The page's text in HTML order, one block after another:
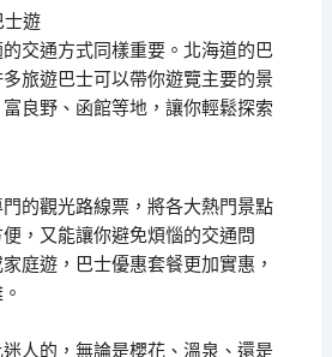
士遊
交通方式同樣重要。北海道的巴
旅遊巴士可以帶你遊覽主要的景
良野、函館等地，讓你輕鬆探索
的觀光路線票，將各大熱門景點
，又能讓你避免煩惱的交通問
庭遊，巴士優惠套餐更加實惠，
人的，無論是櫻花、溫泉、還是